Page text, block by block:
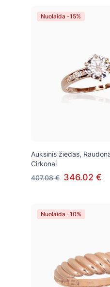
Nuolaida -15%
Auksinis žiedas,
Cirkonai
407.08 € 346.02 €
Nuolaida -10%